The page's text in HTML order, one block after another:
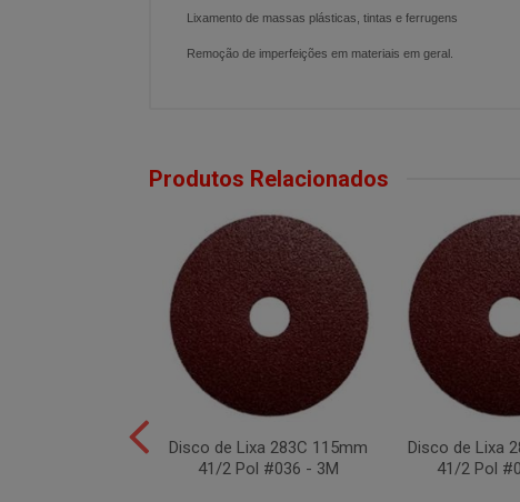
Lixamento de massas plásticas, tintas e ferrugens
Remoção de imperfeições em materiais em geral.
Produtos Relacionados
Disco de Lixa 283C 115mm
41/2 Pol #036 - 3M
Disco de Lixa
41/2 Pol